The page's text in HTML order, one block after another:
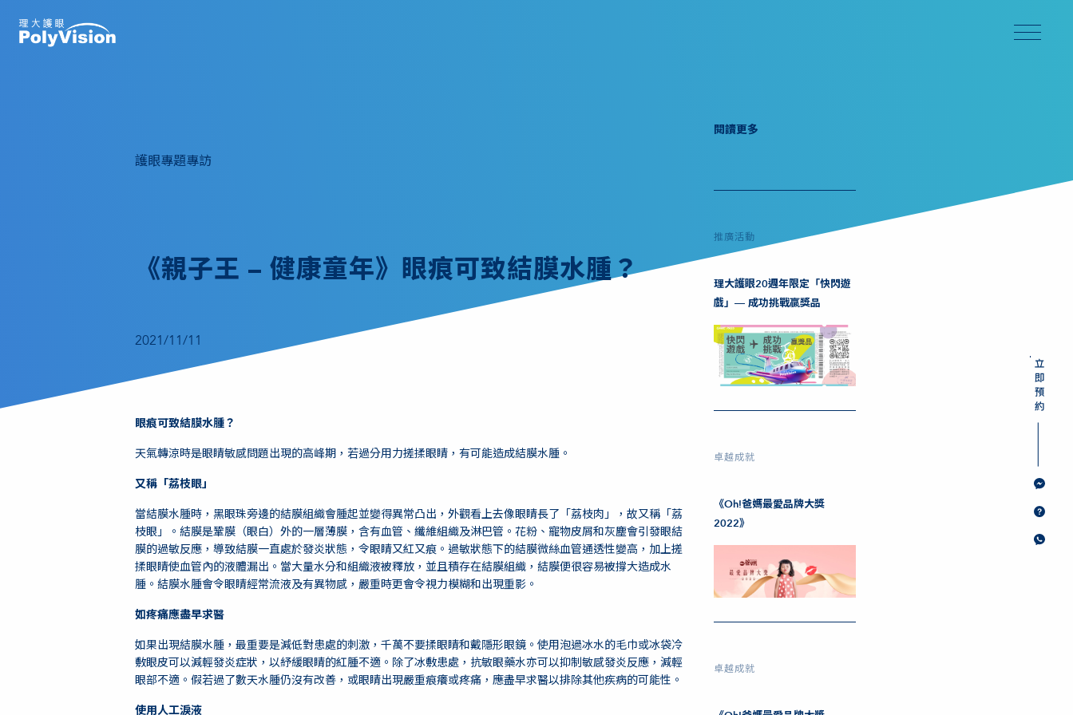
護眼專題專訪
《親子王 – 健康童年》眼痕可致結膜水腫？
2021/11/11
眼痕可致結膜水腫？
天氣轉涼時是眼睛敏感問題出現的高峰期，若過分用力搓揉眼睛，有可能造成結膜水腫。
又稱「荔枝眼」
當結膜水腫時，黑眼珠旁邊的結膜組織會腫起並變得異常凸出，外觀看上去像眼睛長了「荔枝肉」，故又稱「荔
枝眼」。結膜是鞏膜（眼白）外的一層薄膜，含有血管、纖維組織及淋巴管。花粉、寵物皮屑和灰塵會引發眼結
膜的過敏反應，導致結膜一直處於發炎狀態，令眼睛又紅又痕。過敏狀態下的結膜微絲血管通透性變高，加上搓
揉眼睛使血管內的液體漏出。當大量水分和組織液被釋放，並且積存在結膜組織，結膜便很容易被撐大造成水
腫。結膜水腫會令眼睛經常流液及有異物感，嚴重時更會令視力模糊和出現重影。
如疼痛應盡早求醫
如果出現結膜水腫，最重要是減低對患處的刺激，千萬不要揉眼睛和戴隱形眼鏡。使用泡過冰水的毛巾或冰袋冷
敷眼皮可以減輕發炎症狀，以紓緩眼睛的紅腫不適。除了冰敷患處，抗敏眼藥水亦可以抑制敏感發炎反應，減輕
眼部不適。假若過了數天水腫仍沒有改善，或眼睛出現嚴重痕癢或疼痛，應盡早求醫以排除其他疾病的可能性。
使用人工淚液
閱讀更多
推廣活動
理大護眼20週年限定「快閃遊
戲」— 成功挑戰贏獎品
卓越成就
《Oh!爸媽最愛品牌大獎
2022》
卓越成就